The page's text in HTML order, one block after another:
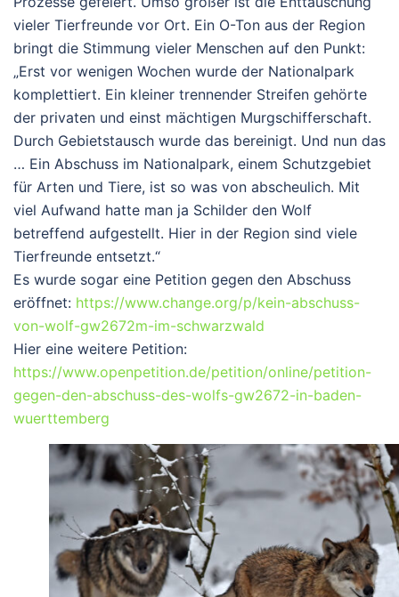
vieler Tierfreunde vor Ort. Ein O-Ton aus der Region
bringt die Stimmung vieler Menschen auf den Punkt:
„Erst vor wenigen Wochen wurde der Nationalpark
komplettiert. Ein kleiner trennender Streifen gehörte
der privaten und einst mächtigen Murgschifferschaft.
Durch Gebietstausch wurde das bereinigt. Und nun das
… Ein Abschuss im Nationalpark, einem Schutzgebiet
für Arten und Tiere, ist so was von abscheulich. Mit
viel Aufwand hatte man ja Schilder den Wolf
betreffend aufgestellt. Hier in der Region sind viele
Tierfreunde entsetzt.“
Es wurde sogar eine Petition gegen den Abschuss
eröffnet: https://www.change.org/p/kein-abschuss-
von-wolf-gw2672m-im-schwarzwald
Hier eine weitere Petition:
https://www.openpetition.de/petition/online/petition-
gegen-den-abschuss-des-wolfs-gw2672-in-baden-
wuerttemberg